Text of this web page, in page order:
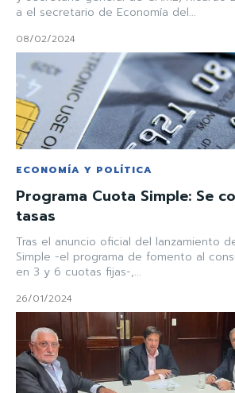
a el secretario de Economía del...
08/02/2024
ECONOMÍA Y POLÍTICA
Programa Cuota Simple: Se
tasas
Tras el anuncio oficial del lanzamiento
Simple -el programa de fomento al
en 3 y 6 cuotas fijas-,...
26/01/2024